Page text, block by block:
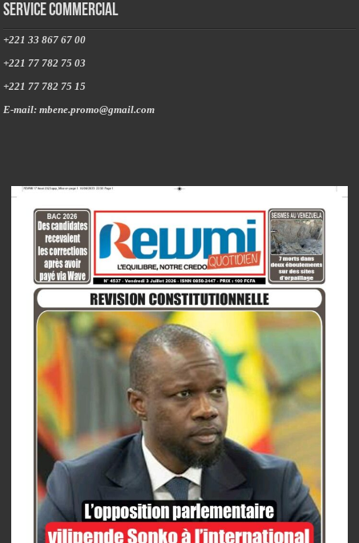
Service commercial
+221 33 867 67 00
+221 77 782 75 03
+221 77 782 75 15
E-mail: mbene.promo@gmail.com